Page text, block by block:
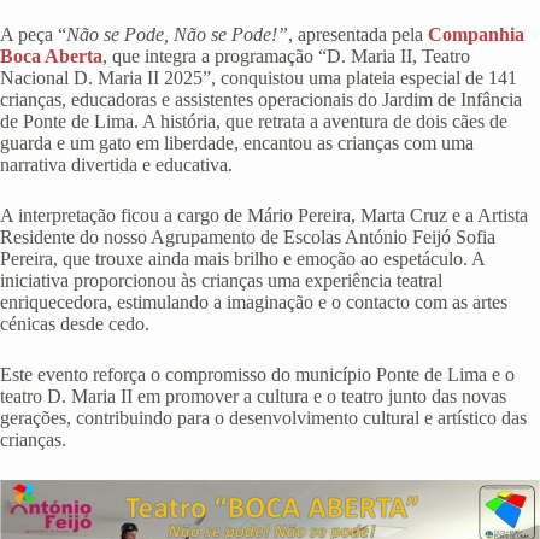
A peça “Não se Pode, Não se Pode!”, apresentada pela Companhia
Boca Aberta, que integra a programação “D. Maria II, Teatro
Nacional D. Maria II 2025”, conquistou uma plateia especial de 141
crianças, educadoras e assistentes operacionais do Jardim de Infância
de Ponte de Lima. A história, que retrata a aventura de dois cães de
guarda e um gato em liberdade, encantou as crianças com uma
narrativa divertida e educativa.
A interpretação ficou a cargo de Mário Pereira, Marta Cruz e a Artista
Residente do nosso Agrupamento de Escolas António Feijó Sofia
Pereira, que trouxe ainda mais brilho e emoção ao espetáculo. A
iniciativa proporcionou às crianças uma experiência teatral
enriquecedora, estimulando a imaginação e o contacto com as artes
cénicas desde cedo.
Este evento reforça o compromisso do município Ponte de Lima e o
teatro D. Maria II em promover a cultura e o teatro junto das novas
gerações, contribuindo para o desenvolvimento cultural e artístico das
crianças.